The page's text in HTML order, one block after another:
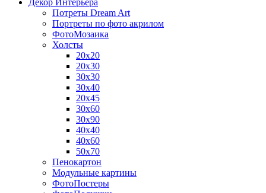
Декор Интерьера
Потреты Dream Art
Портреты по фото акрилом
ФотоМозаика
Холсты
20х20
20х30
30х30
30х40
20х45
30х60
30х90
40х40
40х60
50х70
Пенокартон
Модульные картины
ФотоПостеры